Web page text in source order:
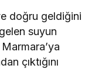
doğru geldiğini
suyun
çıktığını